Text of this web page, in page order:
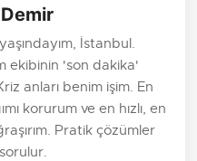
İstanbul.
ekibinin 'son dakika'
anları benim işim. En
korurum ve en hızlı, en
Pratik çözümler